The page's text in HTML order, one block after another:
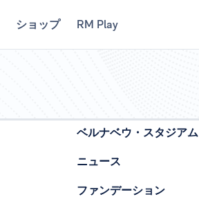
ショップ RM Play
ベルナベウ・スタジアム
ニュース
ファンデーション